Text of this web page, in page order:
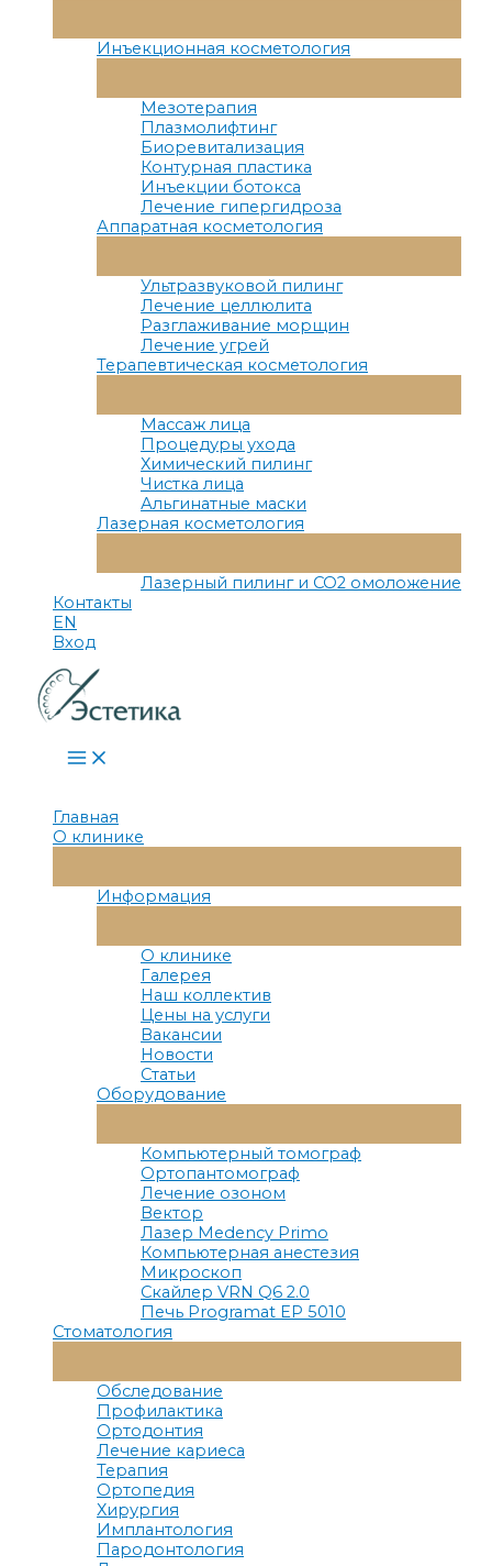
Меню
Инъекционная косметология
Меню
Мезотерапия
Плазмолифтинг
Биоревитализация
Контурная пластика
Инъекции ботокса
Лечение гипергидроза
Аппаратная косметология
Меню
Ультразвуковой пилинг
Лечение целлюлита
Разглаживание морщин
Лечение угрей
Терапевтическая косметология
Меню
Массаж лица
Процедуры ухода
Химический пилинг
Чистка лица
Альгинатные маски
Лазерная косметология
Меню
Лазерный пилинг и СО2 омоложение
Контакты
EN
Вход
Main
Menu
Главная
О клинике
Меню
Информация
Меню
О клинике
Галерея
Наш коллектив
Цены на услуги
Вакансии
Новости
Статьи
Оборудование
Меню
Компьютерный томограф
Ортопантомограф
Лечение озоном
Вектор
Лазер Medency Primo
Компьютерная анестезия
Микроскоп
Скайлер VRN Q6 2.0
Печь Programat EP 5010
Стоматология
Меню
Обследование
Профилактика
Ортодонтия
Лечение кариеса
Терапия
Ортопедия
Хирургия
Имплантология
Пародонтология